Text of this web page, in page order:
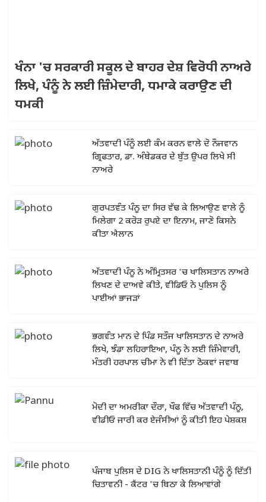
ਖੰਨਾ 'ਚ ਸਰਕਾਰੀ ਸਕੂਲ ਦੇ ਬਾਹਰ ਦੇਸ਼ ਵਿਰੋਧੀ ਨਾਅਰੇ
ਲਿਖੇ, ਪੰਨੂੰ ਨੇ ਲਈ ਜ਼ਿੰਮੇਦਾਰੀ, ਧਮਾਕੇ ਕਰਾਉਣ ਦੀ
ਧਮਕੀ
ਅੱਤਵਾਦੀ ਪੰਨੂੰ ਲਈ ਕੰਮ ਕਰਨ ਵਾਲੇ ਦੋ ਨੌਜਵਾਨ
ਗ੍ਰਿਫਤਾਰ, ਡਾ. ਅੰਬੇਡਕਰ ਦੇ ਬੁੱਤ ਉਪਰ ਲਿਖੇ ਸੀ
ਨਾਅਰੇ
ਗੁਰਪਤਵੰਤ ਪੰਨੂ ਦਾ ਸਿਰ ਵੱਢ ਕੇ ਲਿਆਉਣ ਵਾਲੇ ਨੂੰ
ਮਿਲੇਗਾ 2 ਕਰੋੜ ਰੁਪਏ ਦਾ ਇਨਾਮ, ਜਾਣੋ ਕਿਸਨੇ
ਕੀਤਾ ਐਲਾਨ
ਅੱਤਵਾਦੀ ਪੰਨੂ ਨੇ ਅੰਮ੍ਰਿਤਸਰ 'ਚ ਖਾਲਿਸਤਾਨ ਨਾਅਰੇ
ਲਿਖਣ ਦੇ ਦਾਅਵੇ ਕੀਤੇ, ਵੀਡਿਓ ਨੇ ਪੁਲਿਸ ਨੂੰ
ਪਾਈਆਂ ਭਾਜੜਾਂ
ਭਗਵੰਤ ਮਾਨ ਦੇ ਪਿੰਡ ਸਤੌਜ ਖਾਲਿਸਤਾਨ ਦੇ ਨਾਅਰੇ
ਲਿਖੇ, ਝੰਡਾ ਲਹਿਰਾਇਆ, ਪੰਨੂ ਨੇ ਲਈ ਜ਼ਿੰਮੇਵਾਰੀ,
ਮੰਤਰੀ ਹਰਪਾਲ ਚੀਮਾ ਨੇ ਵੀ ਦਿੱਤਾ ਠੋਕਵਾਂ ਜਵਾਬ
ਮੋਦੀ ਦਾ ਅਮਰੀਕਾ ਦੌਰਾ, ਖੌਫ ਵਿੱਚ ਅੱਤਵਾਦੀ ਪੰਨੂ,
ਵੀਡੀਓ ਜਾਰੀ ਕਰ ਏਜੰਸੀਆਂ ਨੂੰ ਕੀਤੀ ਇਹ ਪੇਸ਼ਕਸ਼
ਪੰਜਾਬ ਪੁਲਿਸ ਦੇ DIG ਨੇ ਖਾਲਿਸਤਾਨੀ ਪੰਨੂੰ ਨੂੰ ਦਿੱਤੀ
ਚਿਤਾਵਨੀ - ਕੈਂਟਰ 'ਚ ਬਿਠਾ ਕੇ ਲਿਆਵਾਂਗੇ